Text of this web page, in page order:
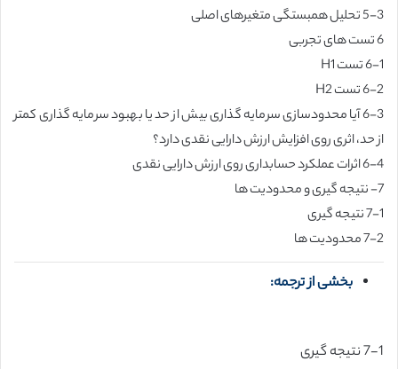
5-3 تحلیل همبستگی متغیرهای اصلی
6 تست های تجربی
6-1 تست H1
6-2 تست H2
6-3 آیا محدودسازی سرمایه گذاری بیش از حد یا بهبود سرمایه گذاری کمتر
از حد، اثری روی افزایش ارزش دارایی نقدی دارد؟
6-4 اثرات عملکرد حسابداری روی ارزش دارایی نقدی
7- نتیجه گیری و محدودیت ها
7-1 نتیجه گیری
7-2 محدودیت ها
بخشی از ترجمه:
7-1 نتیجه گیری